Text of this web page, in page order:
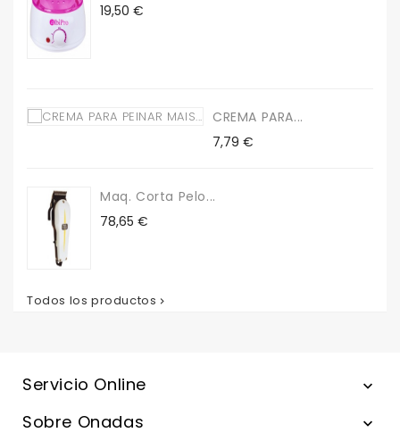
Precio
19,50 €
CREMA PARA...
Precio
7,79 €
Maq. Corta Pelo...
Precio
78,65 €
Todos los productos 
Servicio Online 
Sobre Onadas 